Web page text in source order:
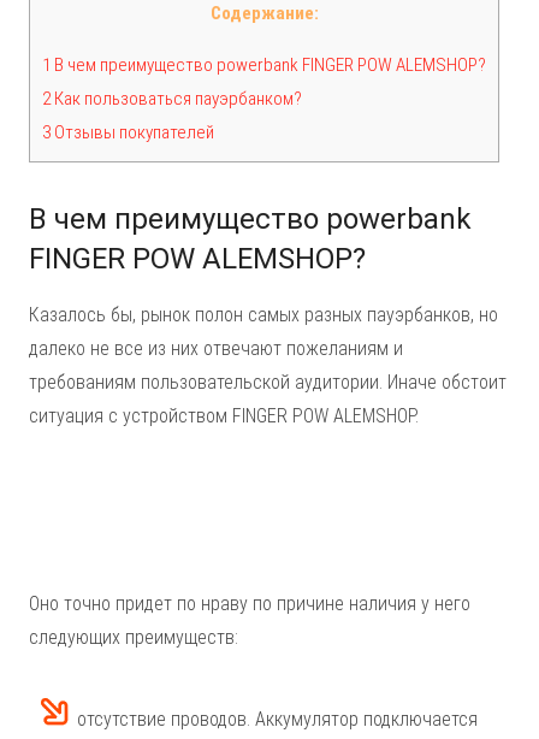
Содержание:
1 В чем преимущество powerbank FINGER POW ALEMSHOP?
2 Как пользоваться пауэрбанком?
3 Отзывы покупателей
В чем преимущество powerbank
FINGER POW ALEMSHOP?
Казалось бы, рынок полон самых разных пауэрбанков, но
далеко не все из них отвечают пожеланиям и
требованиям пользовательской аудитории. Иначе обстоит
ситуация с устройством FINGER POW ALEMSHOP.
Оно точно придет по нраву по причине наличия у него
следующих преимуществ:
отсутствие проводов. Аккумулятор подключается